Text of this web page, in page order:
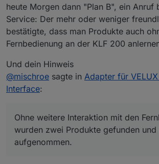
heute Morgen dann "Plan B", ein Anruf
Service: Der mehr oder weniger
bestätigte, dass man Produkte auch
Fernbedienung an der KLF 200
Und dein Hinweis
@mischroe sagte in Adapter für
Interface:
Ohne weitere Interaktion mit den
wurden zwei Produkte gefunden und
aufgenommen.